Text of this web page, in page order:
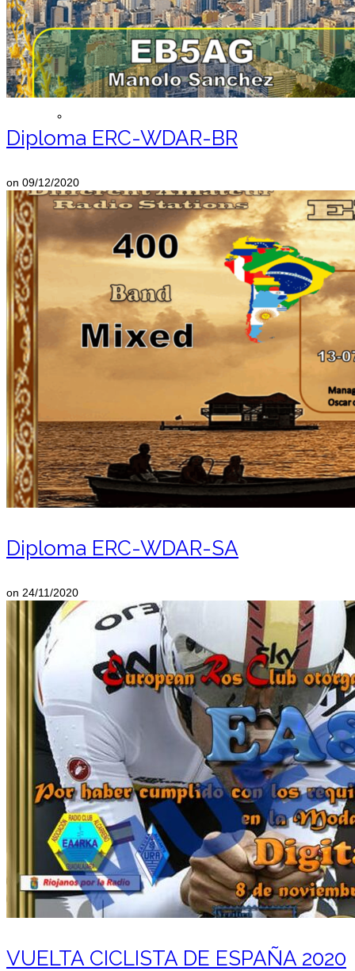
Registrarse ERC
Contáctemos
Donaciones
Diploma ERC-WDAR-BR
on 09/12/2020
Diploma ERC-WDAR-SA
on 24/11/2020
VUELTA CICLISTA DE ESPAÑA 2020